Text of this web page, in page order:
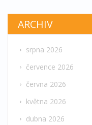
ARCHIV
srpna 2026
července 2026
června 2026
května 2026
dubna 2026